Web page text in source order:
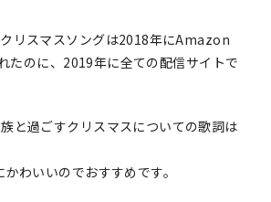
リスマスソングは2018年にAmazon
たのに、2019年に全ての配信サイトで
と過ごすクリスマスについての歌詞は
わいいのでおすすめです。